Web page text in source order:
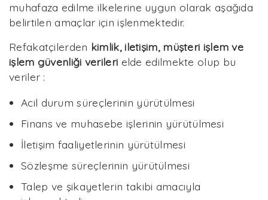
muhafaza edilme ilkelerine uygun olarak aşağıda
belirtilen amaçlar için işlenmektedir.
Refakatçilerden kimlik, iletişim, müşteri işlem ve
işlem güvenliği verileri elde edilmekte olup bu
veriler :
Acil durum süreçlerinin yürütülmesi
Finans ve muhasebe işlerinin yürütülmesi
İletişim faaliyetlerinin yürütülmesi
Sözleşme süreçlerinin yürütülmesi
Talep ve şikayetlerin takibi amacıyla